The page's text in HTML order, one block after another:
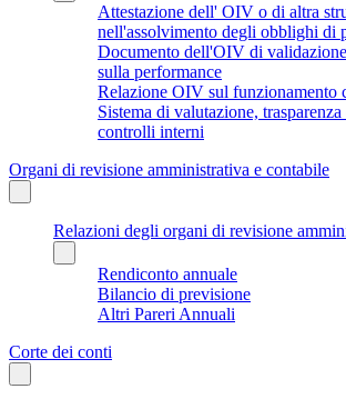
Attestazione dell' OIV o di altra
nell'assolvimento degli obblighi di
Documento dell'OIV di
sulla performance
Relazione OIV sul funzionamento
Sistema di valutazione,
controlli interni
Organi di revisione amministrativa e contabile
Relazioni degli organi di revisione
Rendiconto annuale
Bilancio di previsione
Altri Pareri Annuali
Corte dei conti